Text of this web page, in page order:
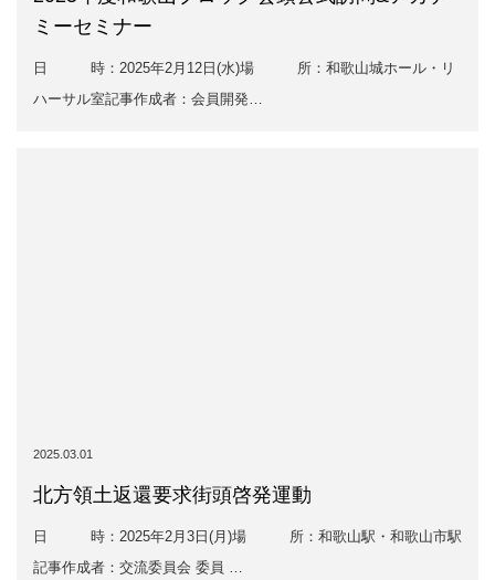
ミーセミナー
日 時：2025年2月12日(水)場 所：和歌山城ホール・リ
ハーサル室記事作成者：会員開発…
2025.03.01
北方領土返還要求街頭啓発運動
日 時：2025年2月3日(月)場 所：和歌山駅・和歌山市駅
記事作成者：交流委員会 委員 …